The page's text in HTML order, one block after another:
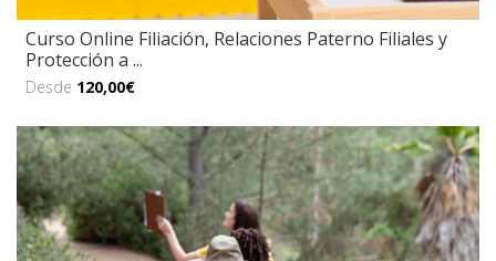
Curso Online Filiación, Relaciones Paterno Filiales y
Protección a ...
Desde 120,00€